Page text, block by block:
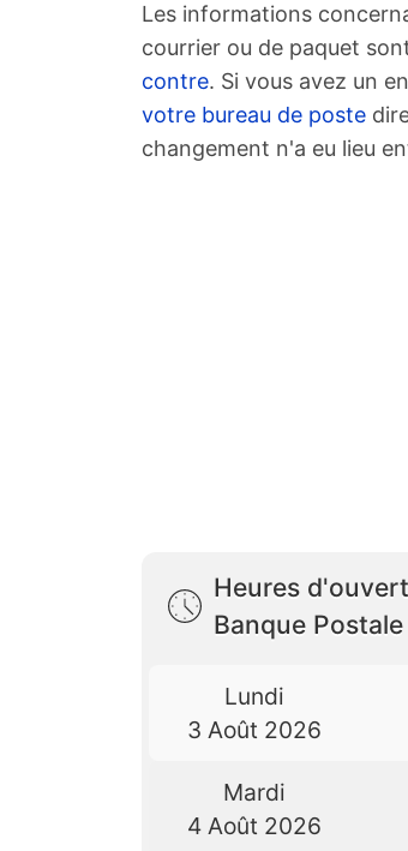
Les informations
courrier ou de paquet
contre. Si vous avez un
votre bureau de poste
changement n'a eu lieu
Heures
Banque Postale
Lundi
3 Août 2026
Mardi
4 Août 2026